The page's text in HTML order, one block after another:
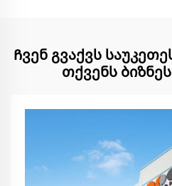
Ჩვენ გვაქვს
თქვენს